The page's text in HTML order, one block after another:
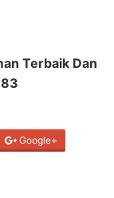
Terbaik Dan
Google+